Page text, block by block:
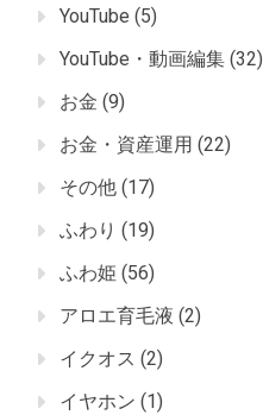
YouTube (5)
YouTube・動画編集 (32)
お金 (9)
お金・資産運用 (22)
その他 (17)
ふわり (19)
ふわ姫 (56)
アロエ育毛液 (2)
イクオス (2)
イヤホン (1)